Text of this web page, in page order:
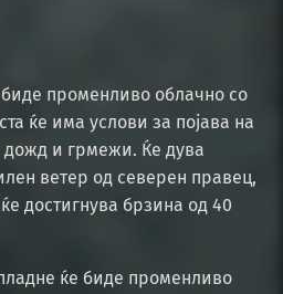
биде променливо облачно со
ќе има услови за појава на
дожд и грмежи. Ќе дува
ветер од северен правец,
достигнува брзина од 40
ќе биде променливо